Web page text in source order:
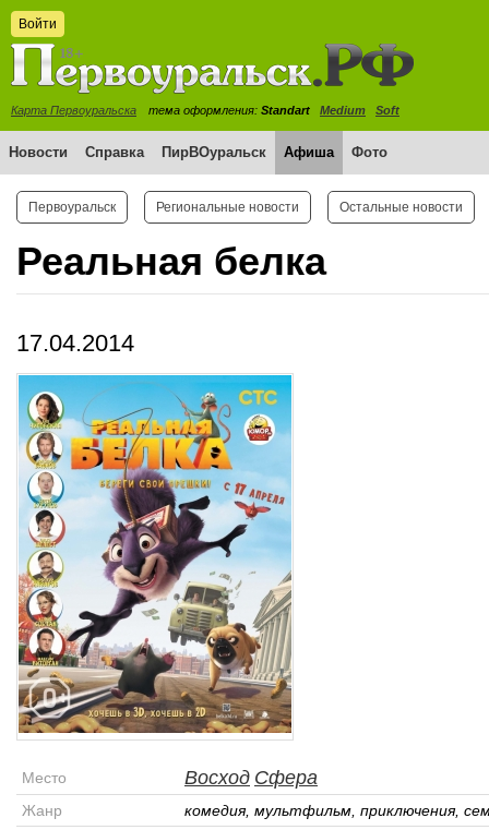
Войти
Карта Первоуральска тема оформления: Standart Medium Soft
Новости Справка ПирВОуральск Афиша Фото
Первоуральск Региональные новости Остальные новости
Реальная белка
17.04.2014
Место Восход Сфера
Жанр
комедия, мультфильм, приключения,